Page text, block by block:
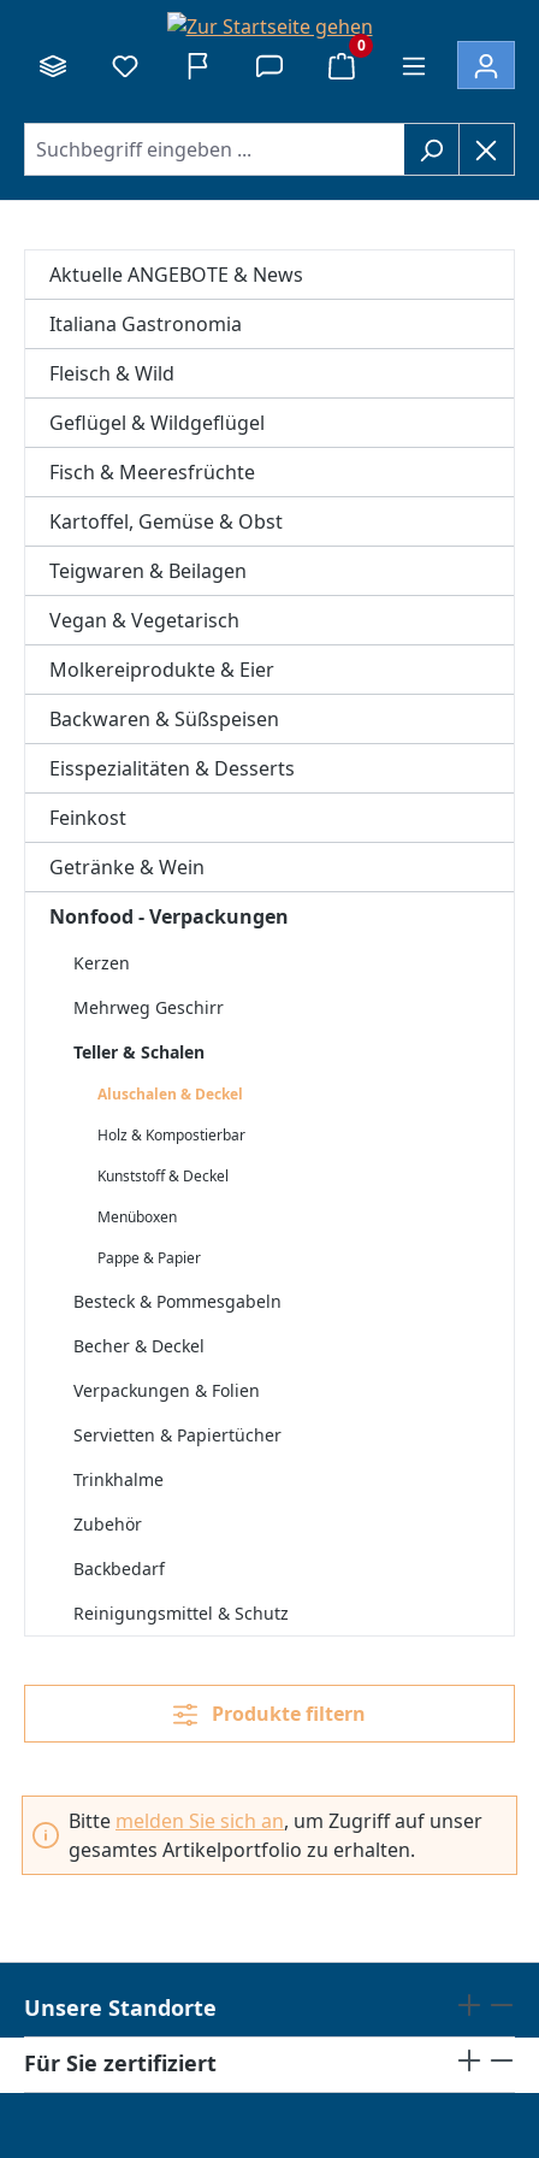
0
Aktuelle ANGEBOTE & News
Italiana Gastronomia
Fleisch & Wild
Geflügel & Wildgeflügel
Fisch & Meeresfrüchte
Kartoffel, Gemüse & Obst
Teigwaren & Beilagen
Vegan & Vegetarisch
Molkereiprodukte & Eier
Backwaren & Süßspeisen
Eisspezialitäten & Desserts
Feinkost
Getränke & Wein
Nonfood - Verpackungen
Kerzen
Mehrweg Geschirr
Teller & Schalen
Aluschalen & Deckel
Holz & Kompostierbar
Kunststoff & Deckel
Menüboxen
Pappe & Papier
Besteck & Pommesgabeln
Becher & Deckel
Verpackungen & Folien
Servietten & Papiertücher
Trinkhalme
Zubehör
Backbedarf
Reinigungsmittel & Schutz
Produkte filtern
Bitte melden Sie sich an, um Zugriff auf unser
gesamtes Artikelportfolio zu erhalten.
Unsere Standorte
Für Sie zertifiziert